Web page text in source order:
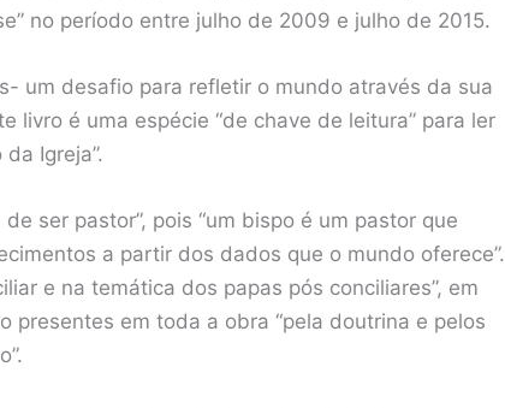
no período entre julho de 2009 e julho de 2015.
um desafio para refletir o mundo através da sua
livro é uma espécie “de chave de leitura” para ler
Igreja”.
ser pastor”, pois “um bispo é um pastor que
a partir dos dados que o mundo oferece”.
e na temática dos papas pós conciliares”, em
presentes em toda a obra “pela doutrina e pelos